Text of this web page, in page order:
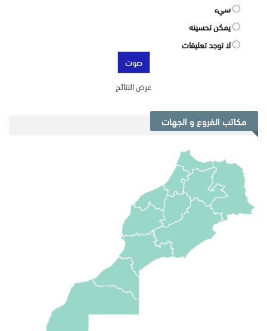
سيء
يمكن تحسينه
لا توجد تعليقات
عرض النتائج
مكاتب الفروع و الجهات